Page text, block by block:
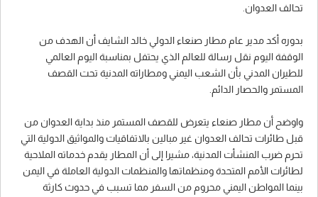
تحالف العدوان.
بدوره أكد مدير عام مطار صنعاء الدولي خالد الشايف أن الهدف من
الوقفة اليوم نقل رسالة للعالم الذي يحتفل بمناسبة اليوم العالمي
للطيران المدني بأن الشعب اليمني ومطاراته المدنية تحت القصف
المستمر والحصار الدائم.
واوضح أن مطار صنعاء يتعرض للقصف المستمر منذ بداية العدوان من
قبل طائرات تحالف العدوان غير مبالين بالاتفاقيات والمواثيق الدولية التي
تحرم ضرب المنشأت المدنية، مشيرا إلى أن المطار يقدم خدماته الملاحية
لطائرات الأمم المتحدة ومنظماتها والمنظمات الدولية العاملة في اليمن
بينما المواطن اليمني محروم من السفر مما تسبب في حدوث كارثة